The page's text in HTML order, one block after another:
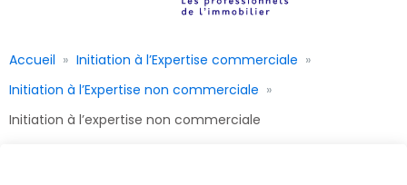
Accueil
Initiation à l’Expertise commerciale
Initiation à l’Expertise non commerciale
Initiation à l’expertise non commerciale